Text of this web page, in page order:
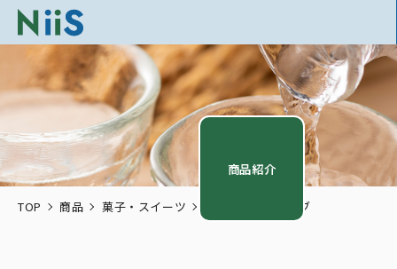
商品紹介
TOP 商品 菓子・スイーツ ディープ・キューブ